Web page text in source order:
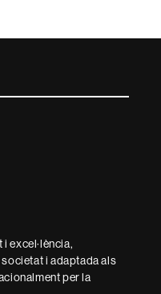
excel·lència,
i adaptada als
per la